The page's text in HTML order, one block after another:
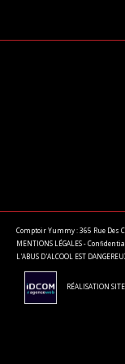
Comptoir Yummy : 365 Rue Des
MENTIONS LÉGALES-
L'ABUS D'ALCOOL EST
RÉALISATION